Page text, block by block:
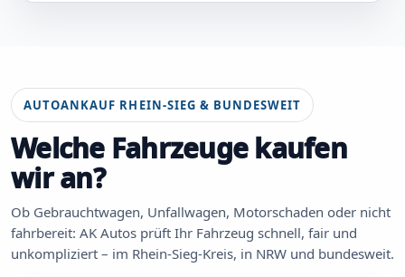
AUTOANKAUF RHEIN-SIEG & BUNDESWEIT
Welche Fahrzeuge kaufen
wir an?
Ob Gebrauchtwagen, Unfallwagen, Motorschaden oder nicht
fahrbereit: AK Autos prüft Ihr Fahrzeug schnell, fair und
unkompliziert – im Rhein-Sieg-Kreis, in NRW und bundesweit.